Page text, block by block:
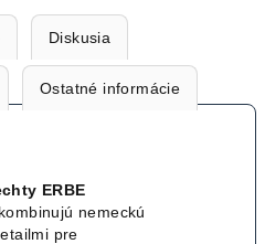
Diskusia
Ostatné informácie
ERBE
nemeckú
pre